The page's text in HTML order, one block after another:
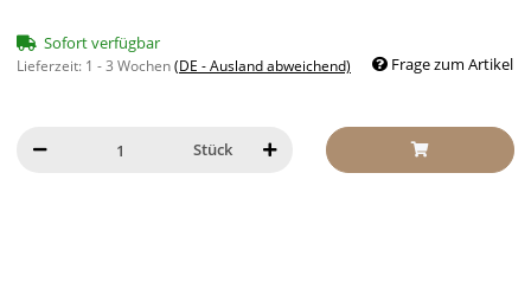
Sofort verfügbar
Lieferzeit: 1 - 3 Wochen(DE - Ausland abweichend) Frage zum Artikel
Stück